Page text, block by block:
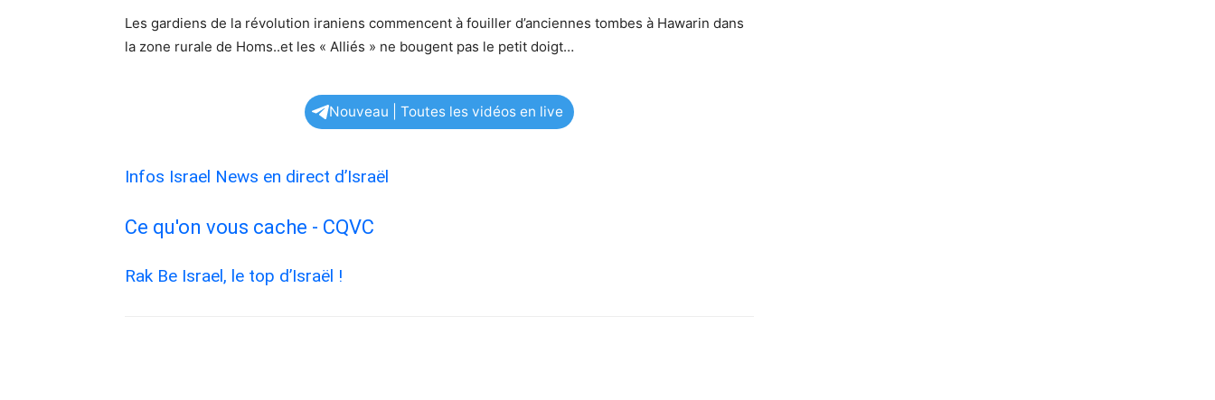
Les gardiens de la révolution iraniens commencent à fouiller d’anciennes tombes à Hawarin dans
la zone rurale de Homs..et les « Alliés » ne bougent pas le petit doigt…
Nouveau | Toutes les vidéos en live
Infos Israel News en direct d’Israël
Ce qu'on vous cache - CQVC
Rak Be Israel, le top d’Israël !